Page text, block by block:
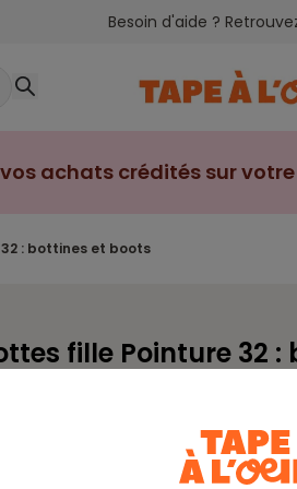
Besoin d'aide ?
achats crédités sur
: bottines et boots
fille Pointure 32